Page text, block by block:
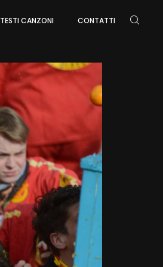
TESTI CANZONI CONTATTI